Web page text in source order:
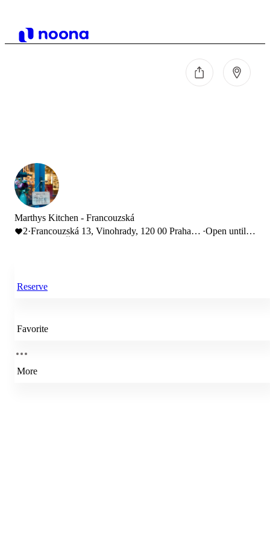
Marthys Kitchen - Francouzská
2·Francouzská 13, Vinohrady, 120 00 Praha-
·Open until
Reserve
Favorite
More